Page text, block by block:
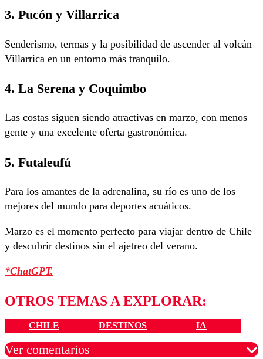
3. Pucón y Villarrica
Senderismo, termas y la posibilidad de ascender al volcán
Villarrica en un entorno más tranquilo.
4. La Serena y Coquimbo
Las costas siguen siendo atractivas en marzo, con menos
gente y una excelente oferta gastronómica.
5. Futaleufú
Para los amantes de la adrenalina, su río es uno de los
mejores del mundo para deportes acuáticos.
Marzo es el momento perfecto para viajar dentro de Chile
y descubrir destinos sin el ajetreo del verano.
*ChatGPT.
OTROS TEMAS A EXPLORAR:
CHILE DESTINOS IA
Ver comentarios